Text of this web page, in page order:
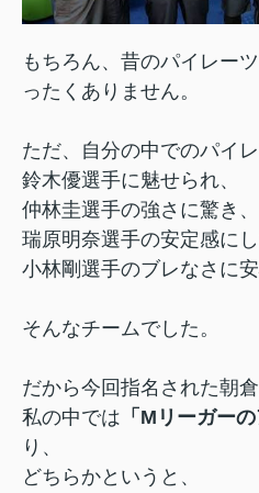
もちろん、昔のパイレー
ったくありません。
ただ、自分の中でのパイレ
鈴木優選手に魅せられ、
仲林圭選手の強さに驚き、
瑞原明奈選手の安定感にし
小林剛選手のブレなさに安
そんなチームでした。
だから今回指名された朝倉
私の中では 「Mリーガー
り、
どちらかというと、